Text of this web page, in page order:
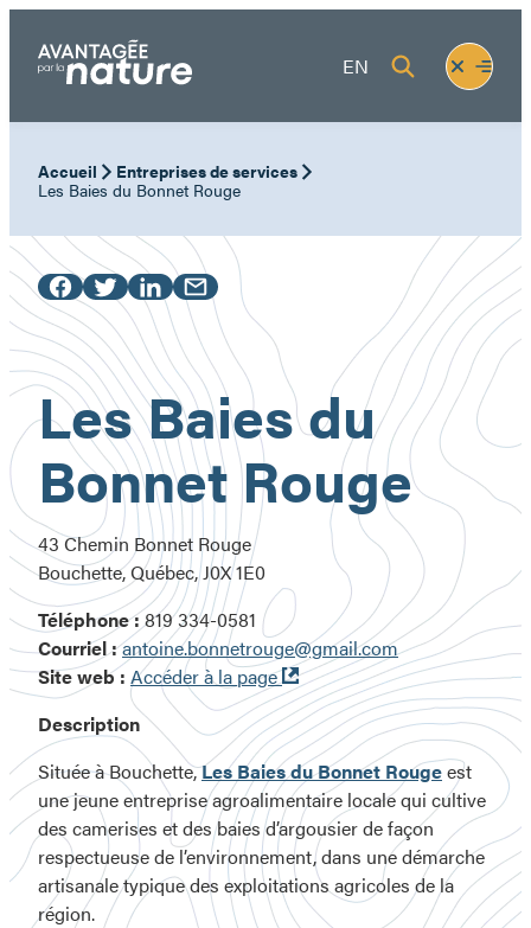
contenu
EN
Fermer
le
menu
Ouvrir
le
Accueil Entreprises de services
Les Baies du Bonnet Rouge
Les Baies du
Bonnet Rouge
43 Chemin Bonnet Rouge
Bouchette, Québec, J0X 1E0
Téléphone :819 334-0581
Courriel :antoine.bonnetrouge@gmail.com
Site web : Accéder à la page Ouvre
dans
une
nouvelle
fenêtre
Description
Située à Bouchette,Les Baies du Bonnet Rougeest
une jeune entreprise agroalimentaire locale qui cultive
des camerises et des baies d’argousier de façon
respectueuse de l’environnement, dans une démarche
artisanale typique des exploitations agricoles de la
région.